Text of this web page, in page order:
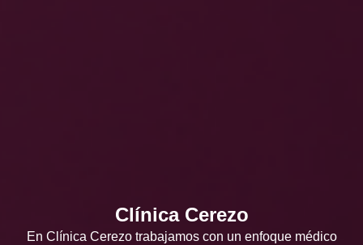
Clínica Cerezo
En Clínica Cerezo trabajamos con un enfoque médico